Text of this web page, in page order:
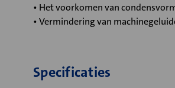
• Het voorkomen van
• Vermindering van
Specificaties